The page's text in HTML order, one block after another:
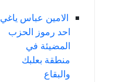
الامين عباس ياغي
احد رموز الحزب
المضيئة في
منطقة بعلبك
والبقاع